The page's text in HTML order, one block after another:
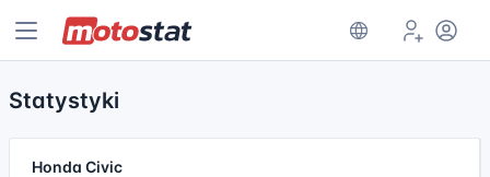
Statystyki
Honda Civic